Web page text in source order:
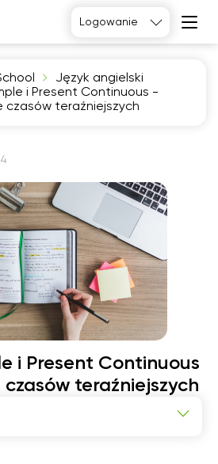
Język
angielski
Język
hiszpański
Logowanie
Język angielski
i Present Continuous -
czasów teraźniejszych
i Present Continuous
teraźniejszych